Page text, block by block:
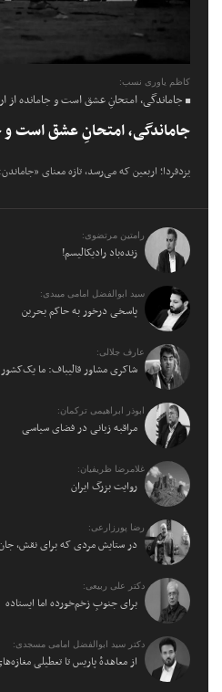
کاظم یاوری نسب:
جاماندگی، امتحانِ عشق است و جامانده از
جاماندگی، امتحانِ عشق است و
یزدفردا؛ اربعین که می‌رسد، تازه معنای
رامتین مرتضوی:
زنده‌باد رادیکالیسم!
سید ابوالفضل امامی میبدی:
پاسخی درخور به حاکم بحرین
عارف جلالی:
شاکری مشاور قالیباف: ما
ابوذر ابراهیمی ترکمان:
مراقبه زبانی در فضای سیاسی
غلامرضا ظریفیان:
روایت بزرگ ایران
رضا پورزارعی:
در ستایش مردی که برای نقش،
دکتر علی ربیعی:
برای جنوبِ زخم‌خورده اما ایستاده
دکتر سید ابوالفضل امامی مسجدی:
از معاهدهٔ پاریس تا تعطیلی